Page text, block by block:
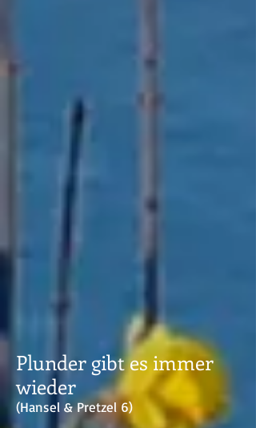
Plunder gibt es immer
wieder
(Hansel & Pretzel 6)